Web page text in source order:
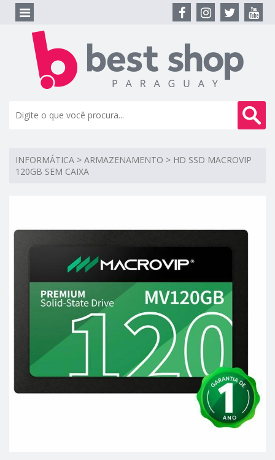
INFORMÁTICA > ARMAZENAMENTO > HD SSD MACROVIP
120GB SEM CAIXA